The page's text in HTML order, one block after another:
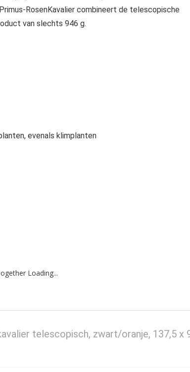
RosenKavalier combineert de telescopische
van slechts 946 g.
evenals klimplanten
Loading...
telescopisch, zwart/oranje, 137,5 x